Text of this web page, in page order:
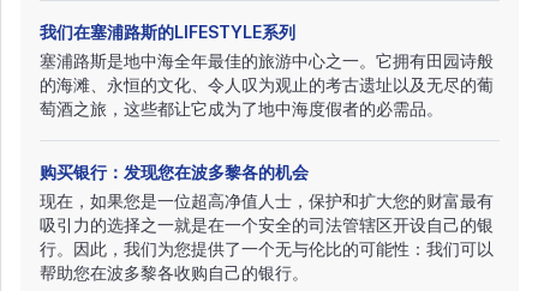
我们在塞浦路斯的LIFESTYLE系列
塞浦路斯是地中海全年最佳的旅游中心之一。它拥有田园诗般
的海滩、永恒的文化、令人叹为观止的考古遗址以及无尽的葡
萄酒之旅，这些都让它成为了地中海度假者的必需品。
购买银行：发现您在波多黎各的机会
现在，如果您是一位超高净值人士，保护和扩大您的财富最有
吸引力的选择之一就是在一个安全的司法管辖区开设自己的银
行。因此，我们为您提供了一个无与伦比的可能性：我们可以
帮助您在波多黎各收购自己的银行。